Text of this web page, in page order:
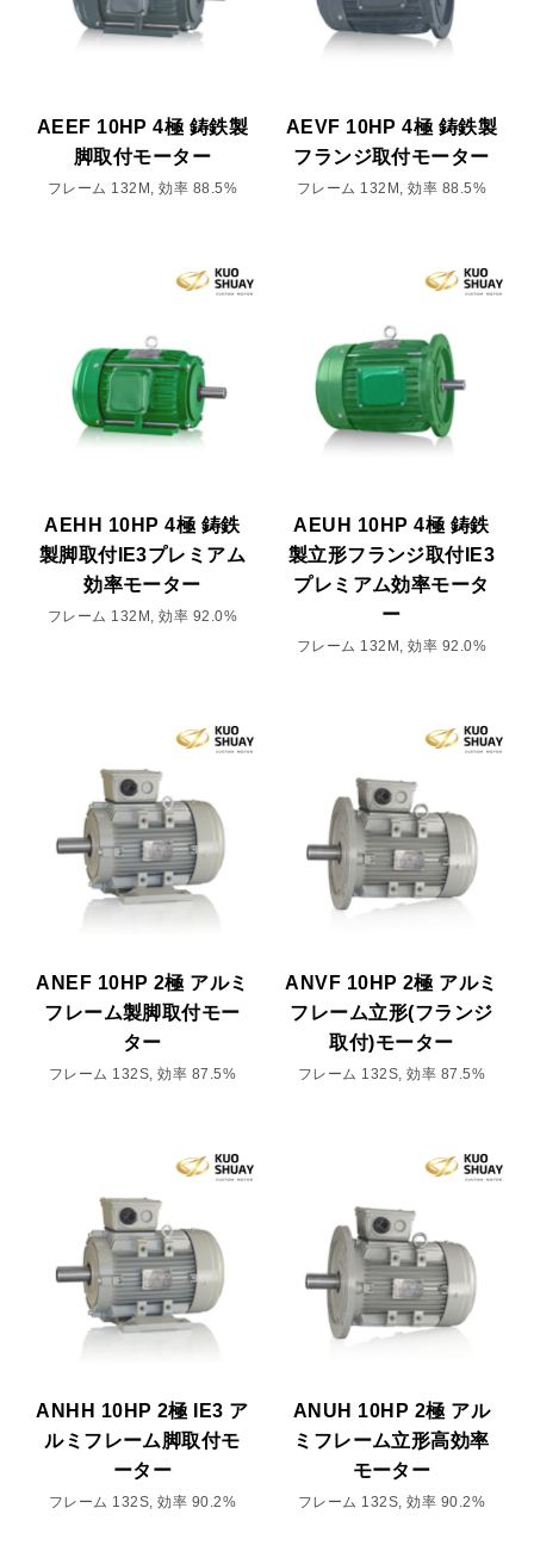
AEEF 10HP 4極 鋳鉄製
脚取付モーター
フレーム 132M, 効率 88.5%
AEVF 10HP 4極 鋳鉄製
フランジ取付モーター
フレーム 132M, 効率 88.5%
AEHH 10HP 4極 鋳鉄
製脚取付IE3プレミアム
効率モーター
フレーム 132M, 効率 92.0%
AEUH 10HP 4極 鋳鉄
製立形フランジ取付IE3
プレミアム効率モータ
ー
フレーム 132M, 効率 92.0%
ANEF 10HP 2極 アルミ
フレーム製脚取付モー
ター
フレーム 132S, 効率 87.5%
ANVF 10HP 2極 アルミ
フレーム立形(フランジ
取付)モーター
フレーム 132S, 効率 87.5%
ANHH 10HP 2極 IE3 ア
ルミフレーム脚取付モ
ーター
フレーム 132S, 効率 90.2%
ANUH 10HP 2極 アル
ミフレーム立形高効率
モーター
フレーム 132S, 効率 90.2%